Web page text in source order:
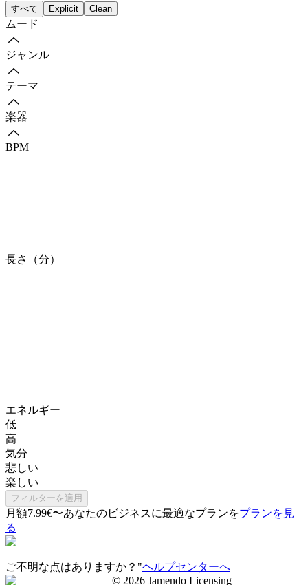
すべて Explicit Clean
ムード
ジャンル
テーマ
楽器
BPM
長さ（分）
エネルギー
低
高
気分
悲しい
楽しい
フィルターを適用
月額7.99€〜あなたのビジネスに最適なプランをプランを見
る
ご不明な点はありますか？"ヘルプセンターへ
© 2026 Jamendo Licensing